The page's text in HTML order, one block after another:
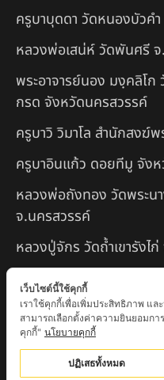
ครูบาบุดดา วัดหนองบัวคํ
หลวงพ่อเสน่ห์ วัดพันศรี
พระอาจารย์นอง มงฺคลิโ
กรด จังหวัดนครสวรรค์
ครูบาวิ วิมาโล สำนักสงฆ์
ครูบาอินแก้ว ดอยทีมู จัง
หลวงพ่อถังทอง วัดพระน
จ.นครสวรรค์
หลวงปู่จักร วัดถ้ำเขารังไ
หลวงปู่พริ้ง ขันติพโล วัด
หลวงปู่ครูบา สล่าอุวิจิ่งต๊
จ.เชียงใหม่
หลวงพ่อแป๋ว วัดดาวเรือง
เว็บไซต์นี้ใช้คุกกี้
เราใช้คุกกี้เพื่อเพิ่มประสิทธิภาพ แ
สามารถเลือกตั้งค่าความยินยอมก
คุกกี้" นโยบายคุกกี้
ปฏิเสธทั้งหมด